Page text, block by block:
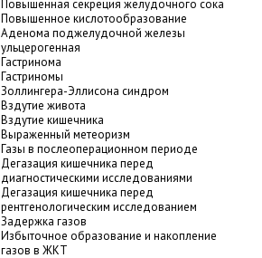
Повышенная секреция желудочного сока
Повышенное кислотообразование
Аденома поджелудочной железы
ульцерогенная
Гастринома
Гастриномы
Золлингера-Эллисона синдром
Вздутие живота
Вздутие кишечника
Выраженный метеоризм
Газы в послеоперационном периоде
Дегазация кишечника перед
диагностическими исследованиями
Дегазация кишечника перед
рентгенологическим исследованием
Задержка газов
Избыточное образование и накопление
газов в ЖКТ